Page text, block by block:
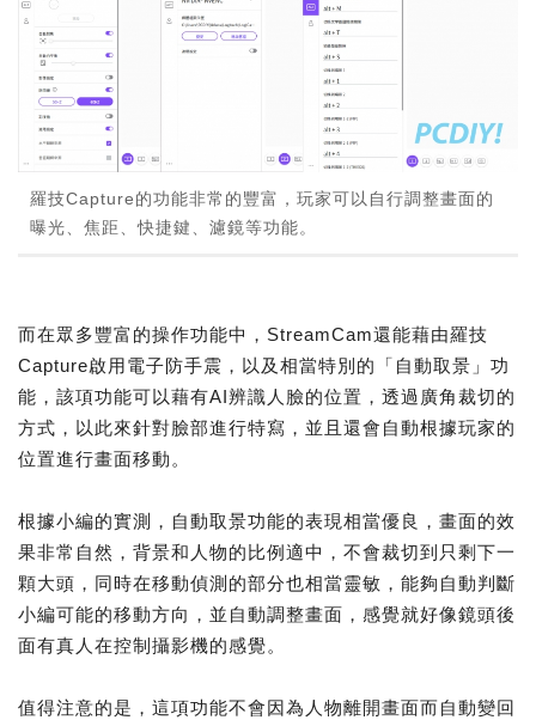
羅技Capture的功能非常的豐富，玩家可以自行調整畫面的
曝光、焦距、快捷鍵、濾鏡等功能。
而在眾多豐富的操作功能中，StreamCam還能藉由羅技
Capture啟用電子防手震，以及相當特別的「自動取景」功
能，該項功能可以藉有AI辨識人臉的位置，透過廣角裁切的
方式，以此來針對臉部進行特寫，並且還會自動根據玩家的
位置進行畫面移動。
根據小編的實測，自動取景功能的表現相當優良，畫面的效
果非常自然，背景和人物的比例適中，不會裁切到只剩下一
顆大頭，同時在移動偵測的部分也相當靈敏，能夠自動判斷
小編可能的移動方向，並自動調整畫面，感覺就好像鏡頭後
面有真人在控制攝影機的感覺。
值得注意的是，這項功能不會因為人物離開畫面而自動變回